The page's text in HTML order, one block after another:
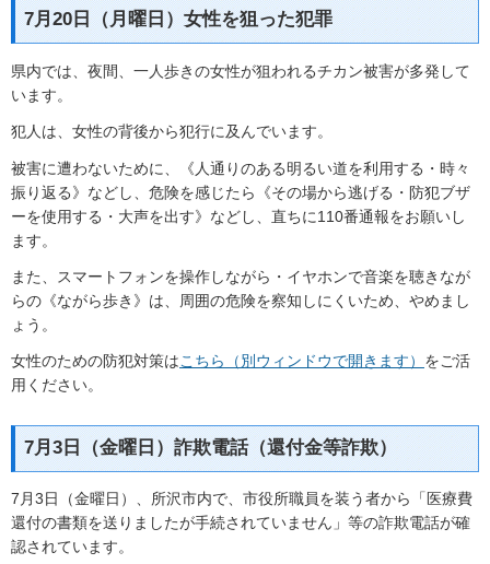
7月20日（月曜日）女性を狙った犯罪
県内では、夜間、一人歩きの女性が狙われるチカン被害が多発して
います。
犯人は、女性の背後から犯行に及んでいます。
被害に遭わないために、《人通りのある明るい道を利用する・時々
振り返る》などし、危険を感じたら《その場から逃げる・防犯ブザ
ーを使用する・大声を出す》などし、直ちに110番通報をお願いし
ます。
また、スマートフォンを操作しながら・イヤホンで音楽を聴きなが
らの《ながら歩き》は、周囲の危険を察知しにくいため、やめまし
ょう。
女性のための防犯対策はこちら（別ウィンドウで開きます） をご活
用ください。
7月3日（金曜日）詐欺電話（還付金等詐欺）
7月3日（金曜日）、所沢市内で、市役所職員を装う者から「医療費
還付の書類を送りましたが手続されていません」等の詐欺電話が確
認されています。